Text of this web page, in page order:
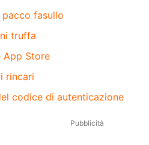
fasullo
truffa
App Store
rincari
codice di autenticazione
Pubblicità